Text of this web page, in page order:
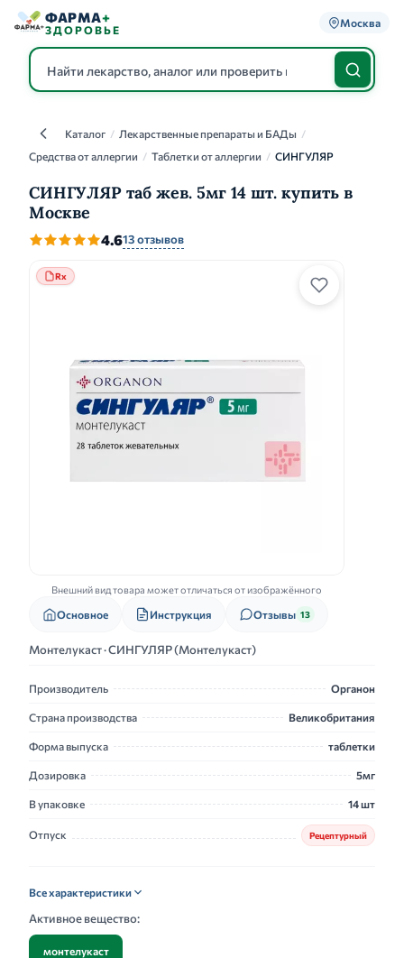
ФАРМА+
ЗДОРОВЬЕ
Москва
КаталогКаталог / Лекарственные препараты и БАДы /
Средства от аллергии / Таблетки от аллергии / СИНГУЛЯР
СИНГУЛЯР таб жев. 5мг 14 шт. купить в
Москве
4.613 отзывов
Rx
Внешний вид товара может отличаться от изображённого
Основное Инструкция Отзывы 13
Монтелукаст · СИНГУЛЯР (Монтелукаст)
Производитель Органон
Страна производства Великобритания
Форма выпуска таблетки
Дозировка 5мг
В упаковке 14 шт
Отпуск Рецептурный
Все характеристики
Активное вещество:
монтелукаст